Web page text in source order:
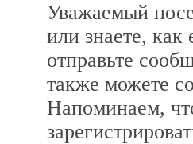
Уважаемый
или знаете,
отправьте
также можете
Напоминаем,